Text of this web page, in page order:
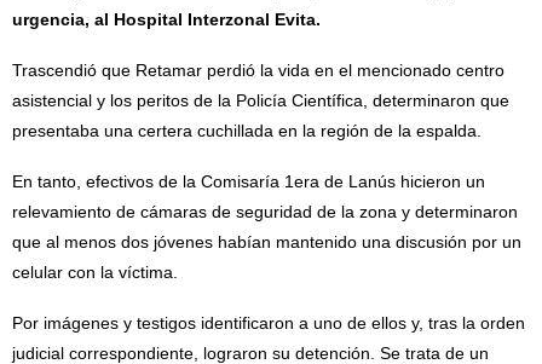
urgencia, al Hospital Interzonal Evita.
Trascendió que Retamar perdió la vida en el mencionado centro
asistencial y los peritos de la Policía Científica, determinaron que
presentaba una certera cuchillada en la región de la espalda.
En tanto, efectivos de la Comisaría 1era de Lanús hicieron un
relevamiento de cámaras de seguridad de la zona y determinaron
que al menos dos jóvenes habían mantenido una discusión por un
celular con la víctima.
Por imágenes y testigos identificaron a uno de ellos y, tras la orden
judicial correspondiente, lograron su detención. Se trata de un